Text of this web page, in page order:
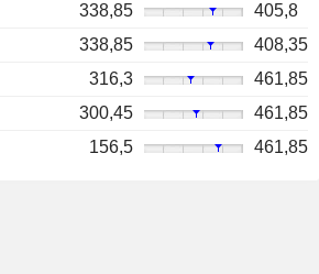
338,85
405,8
338,85
408,35
316,3
461,85
300,45
461,85
156,5 461,85